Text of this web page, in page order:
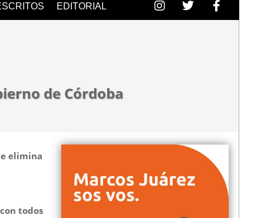
EDITORIAL
de Córdoba
elimina
todos